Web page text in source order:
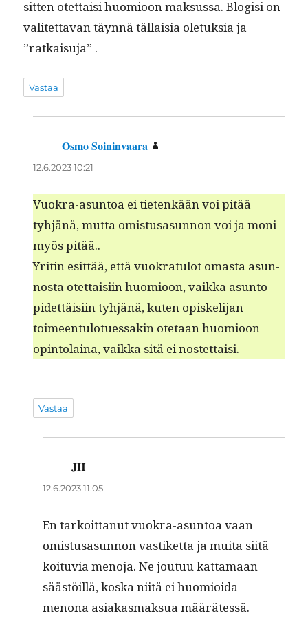
sit­ten otet­taisi huomioon mak­sus­sa. Blo­gisi on
valitet­ta­van täyn­nä täl­laisia ole­tuk­sia ja
”ratkaisu­ja” .
Vastaa
Osmo Soininvaara
12.6.2023 10:21
Vuokra-asun­toa ei tietenkään voi pitää
tyhjänä, mut­ta omis­tusasun­non voi ja moni
myös pitää..
Yritin esit­tää, että vuokrat­u­lot omas­ta asun­
nos­ta otet­taisi­in huomioon, vaik­ka asun­to
pidet­täisi­in tyhjänä, kuten opiske­li­jan
toimeen­tu­lotues­sakin ote­taan huomioon
opin­to­laina, vaik­ka sitä ei nostettaisi.
Vastaa
JH
12.6.2023 11:05
En tarkoit­tanut vuokra-asun­toa vaan
omis­tusasun­non vastiket­ta ja mui­ta siitä
koitu­via meno­ja. Ne joutuu kat­ta­maan
säästöil­lä, kos­ka niitä ei huomioi­da
menona asi­akas­mak­sua määrätessä.